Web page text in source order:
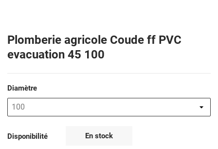
Plomberie agricole Coude ff PVC
evacuation 45 100
Diamètre
Disponibilité En stock